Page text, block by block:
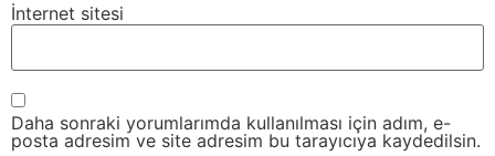
İnternet sitesi
Daha sonraki yorumlarımda kullanılması için adım, e-
posta adresim ve site adresim bu tarayıcıya kaydedilsin.